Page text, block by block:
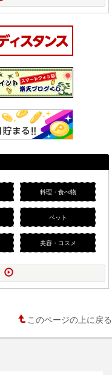
料理・食べ物
ペット
美容・コスメ
このページの上に戻る